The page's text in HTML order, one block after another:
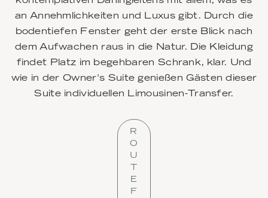
an Annehmlichkeiten und Luxus gibt. Durch die
bodentiefen Fenster geht der erste Blick nach
dem Aufwachen raus in die Natur. Die Kleidung
findet Platz im begehbaren Schrank, klar. Und
wie in der Owner's Suite genießen Gästen dieser
Suite individuellen Limousinen-Transfer.
R
O
U
T
E
F